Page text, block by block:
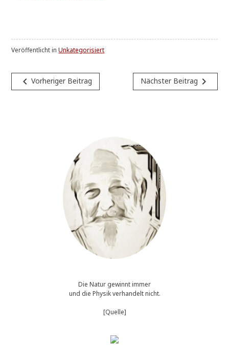
Veröffentlicht inUnkategorisiert
Beitragsnavigation
navigate_beforeVorheriger Beitrag Nächster Beitrag navigate_next
Die Natur gewinnt immer
und die Physik verhandelt nicht.
[Quelle]